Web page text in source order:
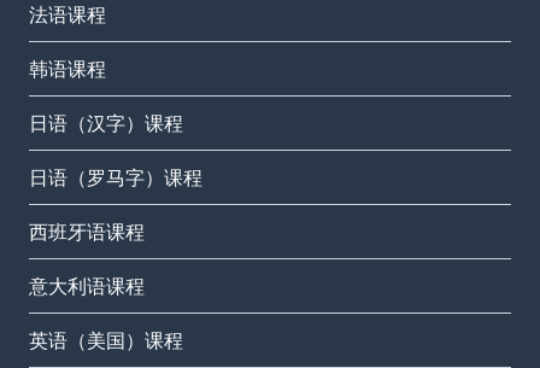
法语课程
韩语课程
日语（汉字）课程
日语（罗马字）课程
西班牙语课程
意大利语课程
英语（美国）课程